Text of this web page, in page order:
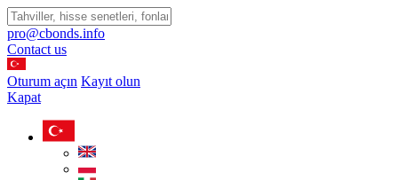
pro@cbonds.info
Contact us
Oturum açın Kayıt olun
Kapat